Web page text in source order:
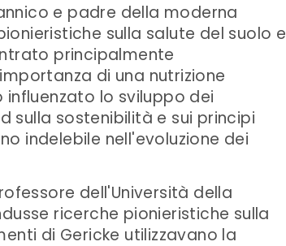
e padre della moderna
sulla salute del suolo e
principalmente
di una nutrizione
lo sviluppo dei
sulla sostenibilità e sui principi
indelebile nell'evoluzione dei
dell'Università della
ricerche pionieristiche sulla
di Gericke utilizzavano la